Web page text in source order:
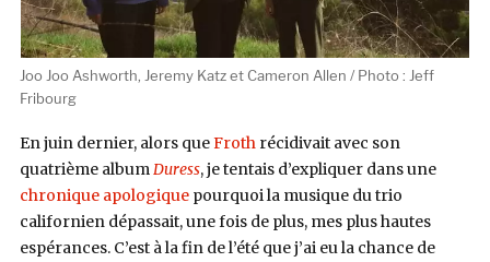
Joo Joo Ashworth, Jeremy Katz et Cameron Allen / Photo : Jeff
Fribourg
En juin dernier, alors queFrothrécidivait avec son
quatrième albumDuress, je tentais d’expliquer dans une
chronique apologiquepourquoi la musique du trio
californien dépassait, une fois de plus, mes plus hautes
espérances. C’est à la fin de l’été que j’ai eu la chance de